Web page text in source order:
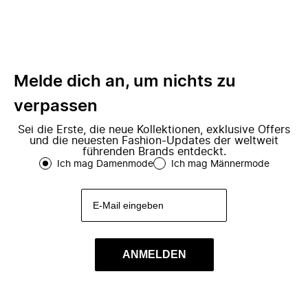
Melde dich an, um nichts zu
verpassen
Sei die Erste, die neue Kollektionen, exklusive Offers
und die neuesten Fashion-Updates der weltweit
führenden Brands entdeckt.
Ich mag Damenmode Ich mag Männermode
ANMELDEN